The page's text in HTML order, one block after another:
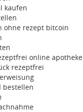
kaufen
ohne rezept bitcoin
online apotheke
rezeptfrei
bestellen